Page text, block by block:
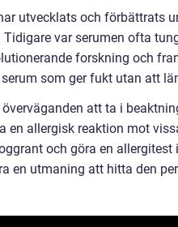
utvecklats och förbättrats
var serumen ofta
forskning och
som ger fukt utan att
att ta i
en allergisk reaktion mot
och göra en
en utmaning att hitta den